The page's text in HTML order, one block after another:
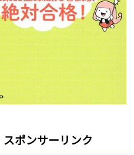
スポンサーリンク